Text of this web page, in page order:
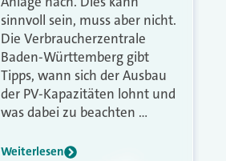
sinnvoll sein, muss aber nicht.
Die Verbraucherzentrale
Baden-Württemberg gibt
Tipps, wann sich der Ausbau
der PV-Kapazitäten lohnt und
was dabei zu beachten …
Weiterlesen